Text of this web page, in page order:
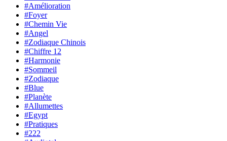
#Amélioration
#Foyer
#Chemin Vie
#Angel
#Zodiaque Chinois
#Chiffre 12
#Harmonie
#Sommeil
#Zodiaque
#Blue
#Planète
#Allumettes
#Egypt
#Pratiques
#222